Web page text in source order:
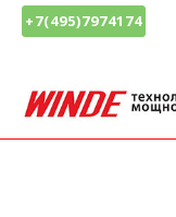
+7(495)7974174